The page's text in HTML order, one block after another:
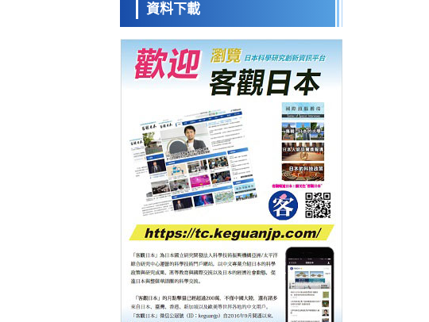
日本成立「以人為本AI聯盟」——力爭藉助
AI拓展社會公眾創造力，依託產學合作推進
研發
大阪大學開發出膜脂質視覺化工具，使脂質
探針的高效開發成為可能
科學研究
立教大學在試管內構建長鏈人工基因組DNA
自我複製系統，有望實現攜帶大量基因的人
工細胞
政策
日本科研費增設國際共同研究強化新類別，
促進青年研究人員赴海外開展研究
科學研究
京都大學高效生成光的構成單元「光子」，
可應用於量子電腦
科學研究
開發出300億年僅誤差1秒的光晶格鐘，構建
網路將其打造為次世代社會基礎設施
經濟・社會
日本成立「以人為本AI聯盟」——力爭藉助
AI拓展社會公眾創造力，依託產學合作推進
研發
科學研究
大阪大學開發出膜脂質視覺化工具，使脂質
日本科學未
流員
戴維
資料下載